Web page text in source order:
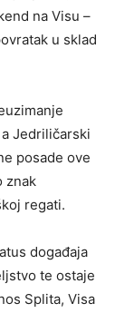
na Visu –
u sklad
Jedriličarski
posade ove
znak
regati.
događaja
te ostaje
Splita, Visa